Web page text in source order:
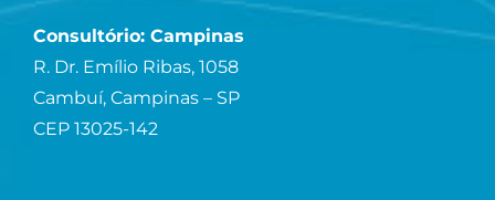
Consultório: Campinas
R. Dr. Emílio Ribas, 1058
Cambuí, Campinas – SP
CEP 13025-142